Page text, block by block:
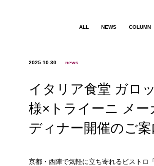
ALL NEWS COLUMN
2025.10.30 news
イタリア食堂 ガロ
様×トライーニ メー
ディナー開催のご案
京都・西陣で気軽に立ち寄れるビストロ